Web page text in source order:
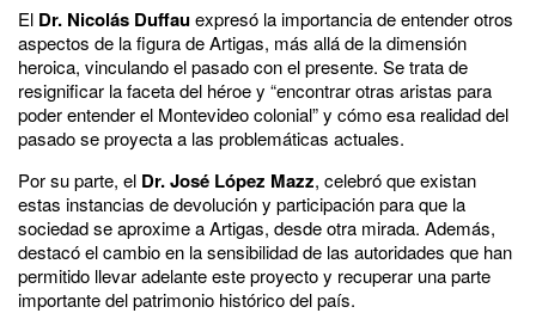
El Dr. Nicolás Duffauexpresó la importancia de entender otros
aspectos de la figura de Artigas, más allá de la dimensión
heroica, vinculando el pasado con el presente. Se trata de
resignificar la faceta del héroe y “encontrar otras aristas para
poder entender el Montevideo colonial” y cómo esa realidad del
pasado se proyecta a las problemáticas actuales.
Por su parte, el Dr. José López Mazz, celebró que existan
estas instancias de devolución y participación para que la
sociedad se aproxime a Artigas, desde otra mirada. Además,
destacó el cambio en la sensibilidad de las autoridades que han
permitido llevar adelante este proyecto y recuperar una parte
importante del patrimonio histórico del país.